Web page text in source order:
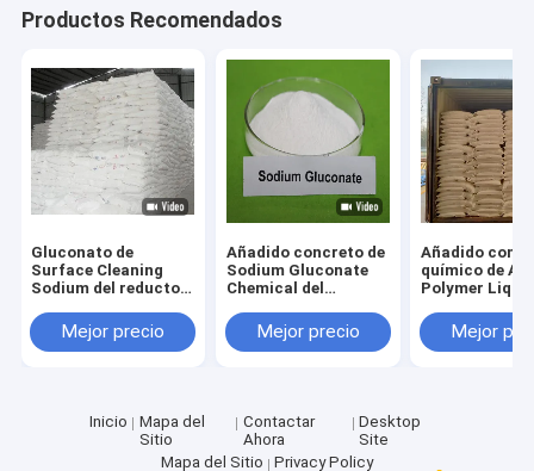
Control de Calidad
Contacto
noticias
Todos los casos
Edulcorante natural del eritritol
Edulcorante orgánico del eritritol
Substituto del edulcorante del eritritol
Productos Recomendados
Gluconato de
Surface Cleaning
Sodium del reductor
la tecnología de CAS
527-07-1
Mejor precio
Añadido concreto de
Sodium Gluconate
Chemical del
grado de la
tecnología
Mejor precio
Añadido
químico de
Polymer
la
Mejor
Inicio
Mapa del
Sitio
Contactar
Ahora
Desktop
Site
Mapa del Sitio
Privacy Policy